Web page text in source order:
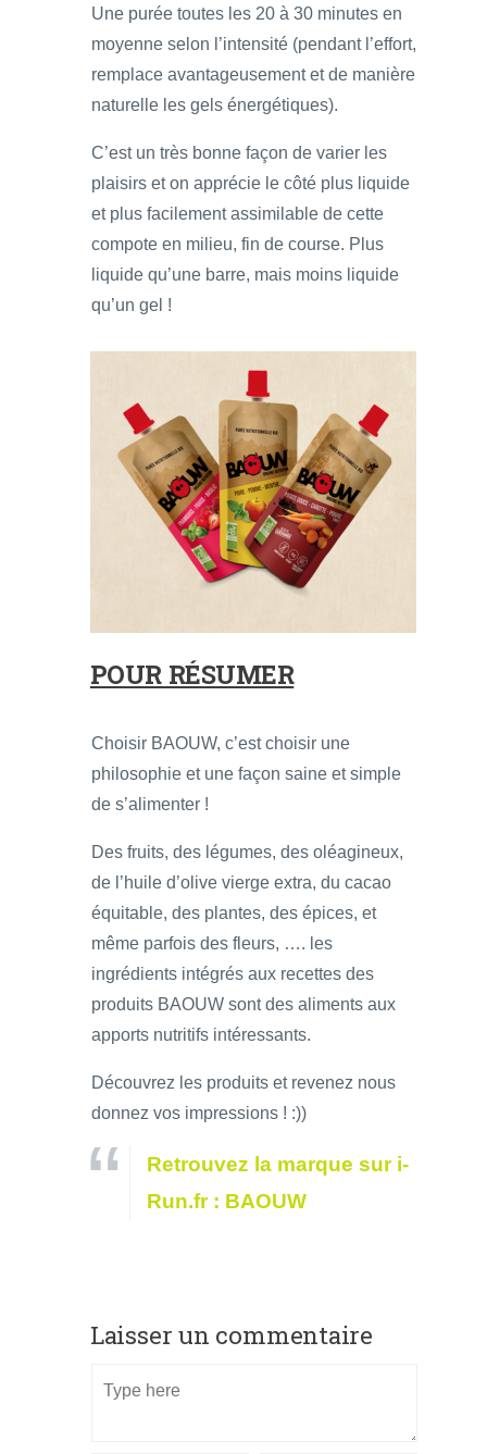
Une purée toutes les 20 à 30 minutes en
moyenne selon l’intensité (pendant l’effort,
remplace avantageusement et de manière
naturelle les gels énergétiques).
C’est un très bonne façon de varier les
plaisirs et on apprécie le côté plus liquide
et plus facilement assimilable de cette
compote en milieu, fin de course. Plus
liquide qu’une barre, mais moins liquide
qu’un gel !
POUR RÉSUMER
Choisir BAOUW, c’est choisir une
philosophie et une façon saine et simple
de s’alimenter !
Des fruits, des légumes, des oléagineux,
de l’huile d’olive vierge extra, du cacao
équitable, des plantes, des épices, et
même parfois des fleurs, …. les
ingrédients intégrés aux recettes des
produits BAOUW sont des aliments aux
apports nutritifs intéressants.
Découvrez les produits et revenez nous
donnez vos impressions ! :))
Retrouvez la marque sur i-
Run.fr : BAOUW
Laisser un commentaire